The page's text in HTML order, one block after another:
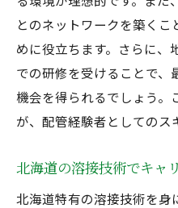
とのネットワークを築く
めに役立ちます。さらに、
での研修を受けることで、
機会を得られるでしょう。
が、配管経験者としてのス
北海道の溶接技術でキャ
北海道特有の溶接技術を身